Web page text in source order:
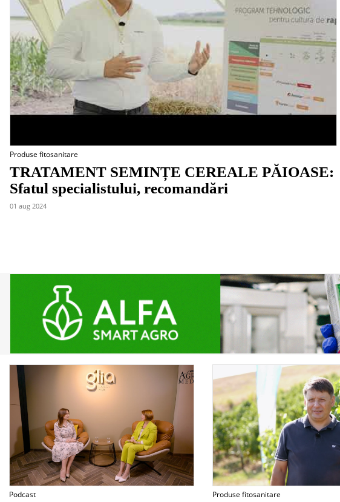
Produse fitosanitare
TRATAMENT SEMINȚE CEREALE PĂIOASE:
Sfatul specialistului, recomandări
01 aug 2024
Podcast Produse fitosanitare